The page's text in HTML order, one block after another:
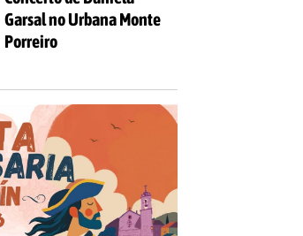
Garsal no Urbana Monte
Porreiro